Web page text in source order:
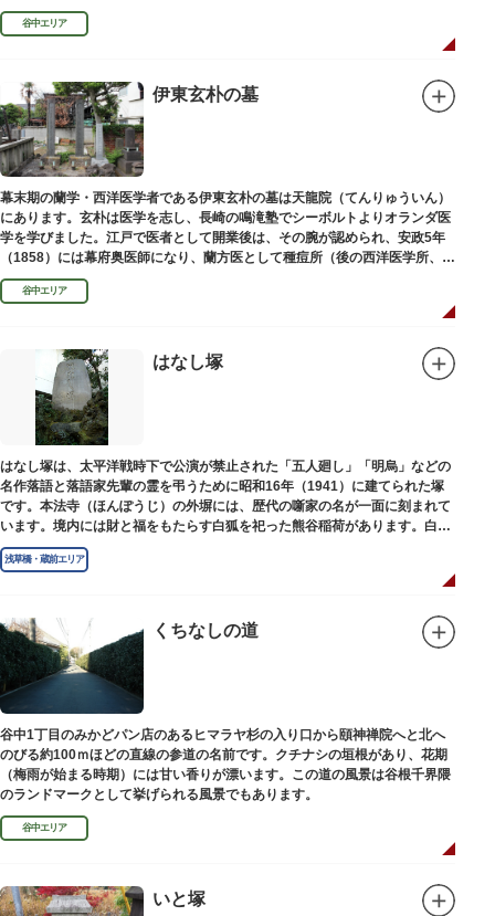
前にあった桂の古木にヒントを得た作品だといわれます。
谷中エリア
伊東玄朴の墓
幕末期の蘭学・西洋医学者である伊東玄朴の墓は天龍院（てんりゅういん）
にあります。玄朴は医学を志し、長崎の鳴滝塾でシーボルトよりオランダ医
学を学びました。江戸で医者として開業後は、その腕が認められ、安政5年
（1858）には幕府奥医師になり、蘭方医として種痘所（後の西洋医学所、現
東京大学医学部）の開設などに尽力し、明治4年（1871）72歳で没しまし
た。谷中エリア
はなし塚
はなし塚は、太平洋戦時下で公演が禁止された「五人廻し」「明烏」などの
名作落語と落語家先輩の霊を弔うために昭和16年（1941）に建てられた塚
です。本法寺（ほんぽうじ）の外塀には、歴代の噺家の名が一面に刻まれて
います。境内には財と福をもたらす白狐を祀った熊谷稲荷があります。白狐
を祀った稲荷は全国に2ケ所しかない非常に珍しいものです。
浅草橋・蔵前エリア
くちなしの道
谷中1丁目のみかどパン店のあるヒマラヤ杉の入り口から頤神禅院へと北へ
のびる約100ｍほどの直線の参道の名前です。クチナシの垣根があり、花期
（梅雨が始まる時期）には甘い香りが漂います。この道の風景は谷根千界隈
のランドマークとして挙げられる風景でもあります。
谷中エリア
いと塚